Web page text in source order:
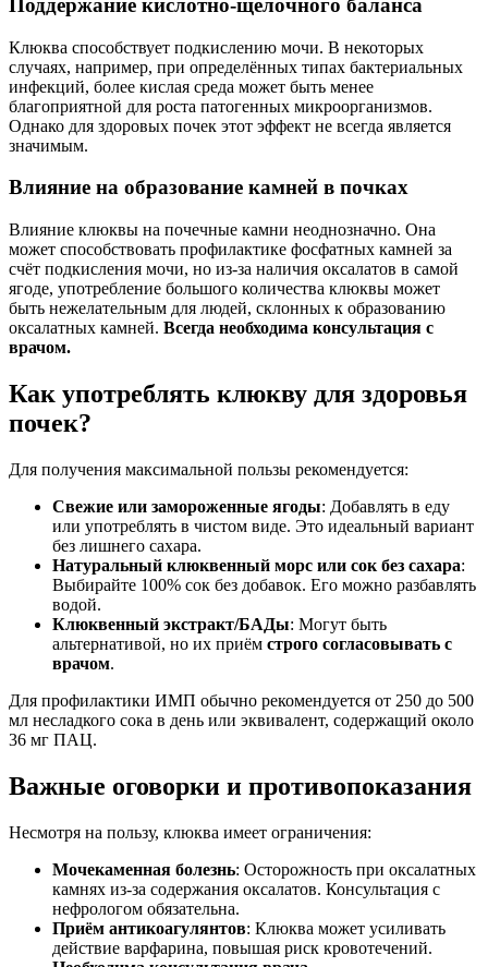
Поддержание кислотно-щелочного баланса
Клюква способствует подкислению мочи. В некоторых
случаях, например, при определённых типах бактериальных
инфекций, более кислая среда может быть менее
благоприятной для роста патогенных микроорганизмов.
Однако для здоровых почек этот эффект не всегда является
значимым.
Влияние на образование камней в почках
Влияние клюквы на почечные камни неоднозначно. Она
может способствовать профилактике фосфатных камней за
счёт подкисления мочи, но из-за наличия оксалатов в самой
ягоде, употребление большого количества клюквы может
быть нежелательным для людей, склонных к образованию
оксалатных камней. Всегда необходима консультация с
врачом.
Как употреблять клюкву для здоровья
почек?
Для получения максимальной пользы рекомендуется:
Свежие или замороженные ягоды: Добавлять в еду
или употреблять в чистом виде. Это идеальный вариант
без лишнего сахара.
Натуральный клюквенный морс или сок без сахара:
Выбирайте 100% сок без добавок. Его можно разбавлять
водой.
Клюквенный экстракт/БАДы: Могут быть
альтернативой, но их приём строго согласовывать с
врачом.
Для профилактики ИМП обычно рекомендуется от 250 до 500
мл несладкого сока в день или эквивалент, содержащий около
36 мг ПАЦ.
Важные оговорки и противопоказания
Несмотря на пользу, клюква имеет ограничения:
Мочекаменная болезнь: Осторожность при оксалатных
камнях из-за содержания оксалатов. Консультация с
нефрологом обязательна.
Приём антикоагулянтов: Клюква может усиливать
действие варфарина, повышая риск кровотечений.